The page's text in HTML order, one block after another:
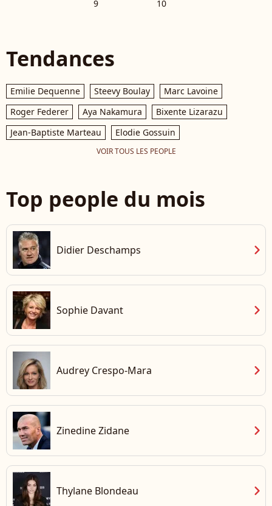
9 10
Tendances
Emilie Dequenne Steevy Boulay
Marc Lavoine
Roger Federer
Aya Nakamura
Bixente Lizarazu
Jean-Baptiste Marteau
Elodie Gossuin
VOIR TOUS LES PEOPLE
Top people du mois
Didier Deschamps chevron_right
Sophie Davant chevron_right
Audrey Crespo-Mara chevron_right
Zinedine Zidane chevron_right
Thylane Blondeau chevron_right